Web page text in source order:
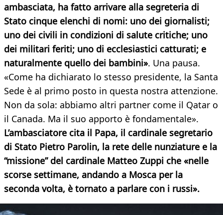
ambasciata, ha fatto arrivare alla segreteria di
Stato cinque elenchi di nomi: uno dei giornalisti;
uno dei civili in condizioni di salute critiche; uno
dei militari feriti; uno di ecclesiastici catturati; e
naturalmente quello dei bambini». Una pausa.
«Come ha dichiarato lo stesso presidente, la Santa
Sede è al primo posto in questa nostra attenzione.
Non da sola: abbiamo altri partner come il Qatar o
il Canada. Ma il suo apporto è fondamentale».
L’ambasciatore cita il Papa, il cardinale segretario
di Stato Pietro Parolin, la rete delle nunziature e la
“missione” del cardinale Matteo Zuppi che «nelle
scorse settimane, andando a Mosca per la
seconda volta, è tornato a parlare con i russi».